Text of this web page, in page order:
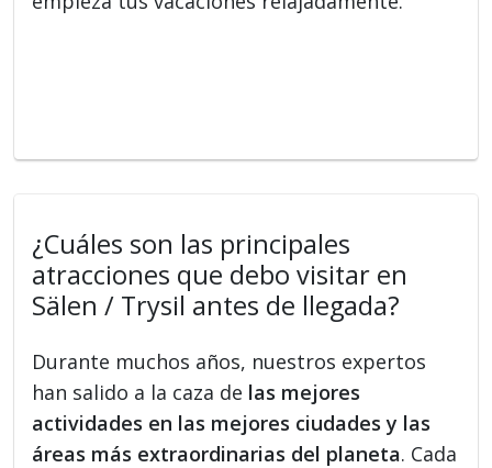
¿Cuáles son las principales
atracciones que debo visitar en
Sälen / Trysil antes de llegada?
Durante muchos años, nuestros expertos
han salido a la caza de las mejores
actividades en las mejores ciudades y las
áreas más extraordinarias del planeta. Cada